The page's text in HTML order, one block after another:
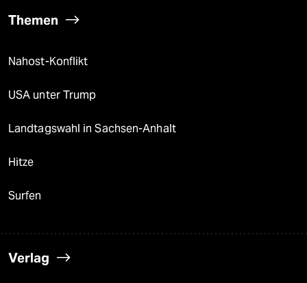
Themen
Nahost-Konflikt
USA unter Trump
Landtagswahl in Sachsen-Anhalt
Hitze
Surfen
Verlag